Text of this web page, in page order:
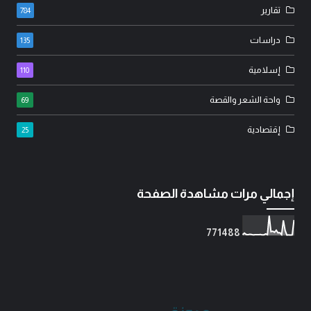
تقارير 784
دراسات 135
إسلامية 110
واحة الشعر والقصة 69
إقتصادية 25
إجمالي مرات مشاهدة الصفحة
771488